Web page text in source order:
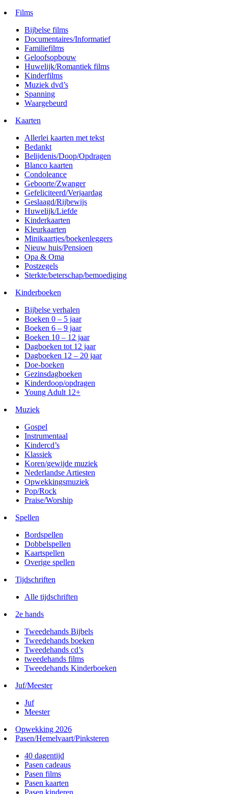
Films
Bijbelse films
Documentaires/Informatief
Familiefilms
Geloofsopbouw
Huwelijk/Romantiek films
Kinderfilms
Muziek dvd’s
Spanning
Waargebeurd
Kaarten
Allerlei kaarten met tekst
Bedankt
Belijdenis/Doop/Opdragen
Blanco kaarten
Condoleance
Geboorte/Zwanger
Gefeliciteerd/Verjaardag
Geslaagd/Rijbewijs
Huwelijk/Liefde
Kinderkaarten
Kleurkaarten
Minikaartjes/boekenleggers
Nieuw huis/Pensioen
Opa & Oma
Postzegels
Sterkte/beterschap/bemoediging
Kinderboeken
Bijbelse verhalen
Boeken 0 – 5 jaar
Boeken 6 – 9 jaar
Boeken 10 – 12 jaar
Dagboeken tot 12 jaar
Dagboeken 12 – 20 jaar
Doe-boeken
Gezinsdagboeken
Kinderdoop/opdragen
Young Adult 12+
Muziek
Gospel
Instrumentaal
Kindercd’s
Klassiek
Koren/gewijde muziek
Nederlandse Artiesten
Opwekkingsmuziek
Pop/Rock
Praise/Worship
Spellen
Bordspellen
Dobbelspellen
Kaartspellen
Overige spellen
Tijdschriften
Alle tijdschriften
2e hands
Tweedehands Bijbels
Tweedehands boeken
Tweedehands cd’s
tweedehands films
Tweedehands Kinderboeken
Juf/Meester
Juf
Meester
Opwekking 2026
Pasen/Hemelvaart/Pinksteren
40 dagentijd
Pasen cadeaus
Pasen films
Pasen kaarten
Pasen kinderen